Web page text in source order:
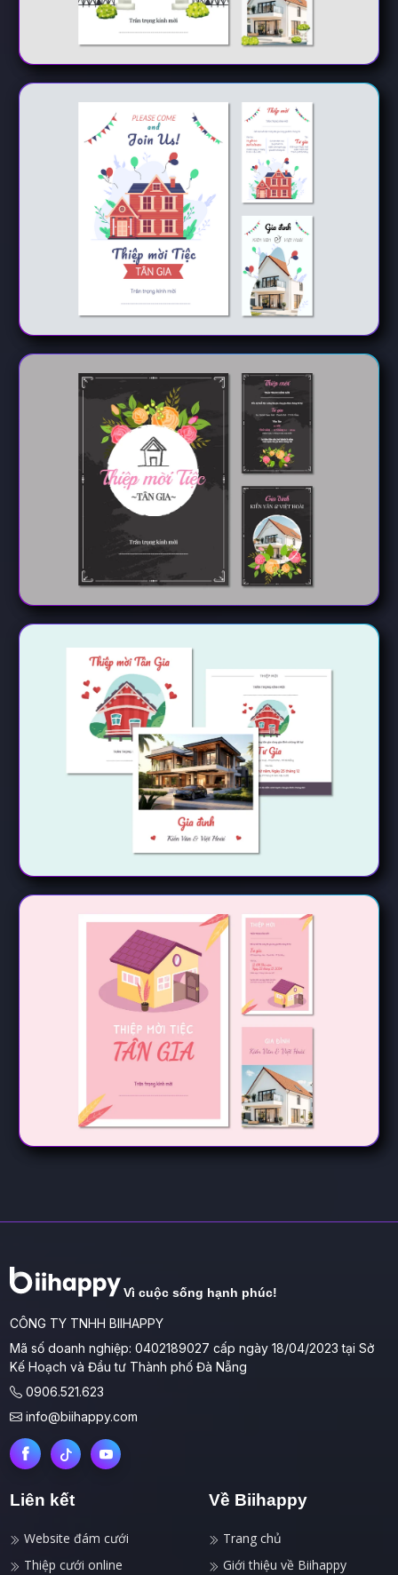
Vì cuộc sống hạnh phúc!
CÔNG TY TNHH BIIHAPPY
Mã số doanh nghiệp: 0402189027 cấp ngày 18/04/2023 tại Sở
Kế Hoạch và Đầu tư Thành phố Đà Nẵng
0906.521.623
info@biihappy.com
Liên kết
Website đám cưới
Thiệp cưới online
Về Biihappy
Trang chủ
Giới thiệu về Biihappy